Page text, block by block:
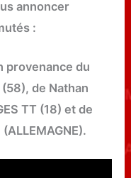
annoncer
:
provenance du
(58), de Nathan
TT (18) et de